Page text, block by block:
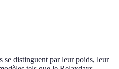
se distinguent par leur poids, leur